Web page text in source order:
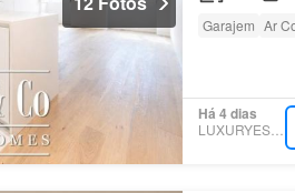
Garajem Ar
Há 4 dias
LUXURYESTATE